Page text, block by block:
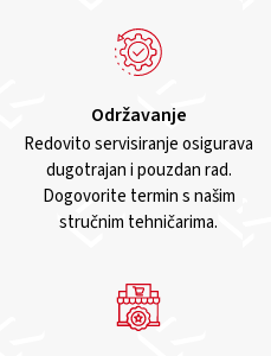
Održavanje
Redovito servisiranje osigurava
dugotrajan i pouzdan rad.
Dogovorite termin s našim
stručnim tehničarima.